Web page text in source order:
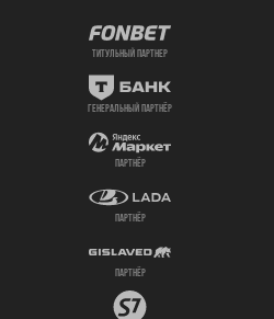
титульный партнер
генеральный партнёр
партнёр
партнёр
партнёр